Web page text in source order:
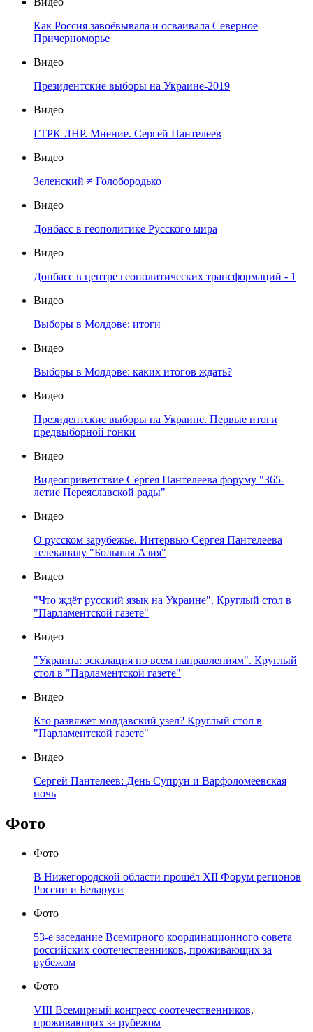
Как Россия завоёвывала и осваивала Северное
Причерноморье
Видео
Президентские выборы на Украине-2019
Видео
ГТРК ЛНР. Мнение. Сергей Пантелеев
Видео
Зеленский ≠ Голобородько
Видео
Донбасс в геополитике Русского мира
Видео
Донбасс в центре геополитических трансформаций - 1
Видео
Выборы в Молдове: итоги
Видео
Выборы в Молдове: каких итогов ждать?
Видео
Президентские выборы на Украине. Первые итоги
предвыборной гонки
Видео
Видеоприветствие Сергея Пантелеева форуму "365-
летие Переяславской рады"
Видео
О русском зарубежье. Интервью Сергея Пантелеева
телеканалу "Большая Азия"
Видео
"Что ждёт русский язык на Украине". Круглый стол в
"Парламентской газете"
Видео
"Украина: эскалация по всем направлениям". Круглый
стол в "Парламентской газете"
Видео
Кто развяжет молдавский узел? Круглый стол в
"Парламентской газете"
Видео
Сергей Пантелеев: День Супрун и Варфоломеевская
ночь
Фото
Фото
В Нижегородской области прошёл XII Форум регионов
России и Беларуси
Фото
53-е заседание Всемирного координационного совета
российских соотечественников, проживающих за
рубежом
Фото
VIII Всемирный конгресс соотечественников,
проживающих за рубежом